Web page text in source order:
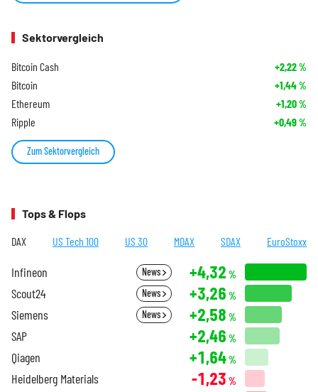
Sektorvergleich
Bitcoin Cash +2,22%
Bitcoin +1,44%
Ethereum +1,20%
Ripple +0,49%
Zum Sektorvergleich
Tops & Flops
DAX US Tech 100 US 30 MDAX SDAX EuroStoxx
Infineon News +4,32 %
Scout24 News +3,26 %
Siemens News +2,58 %
SAP +2,46 %
Qiagen +1,64%
Heidelberg Materials -1,23 %